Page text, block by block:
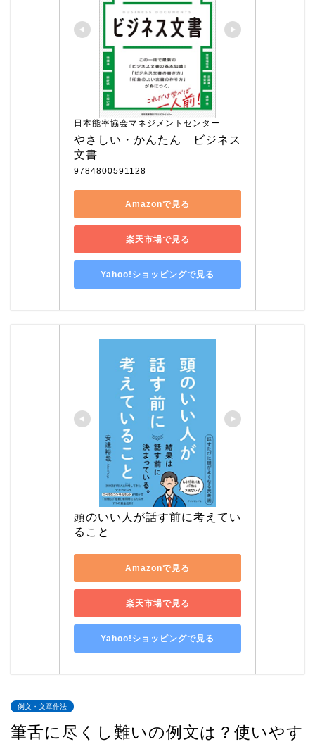
日本能率協会マネジメントセンター
やさしい・かんたん　ビジネス
文書
9784800591128
Amazonで見る
楽天市場で見る
Yahoo!ショッピングで見る
頭のいい人が話す前に考えてい
ること
Amazonで見る
楽天市場で見る
Yahoo!ショッピングで見る
例文・文章作法
筆舌に尽くし難いの例文は？使いやす